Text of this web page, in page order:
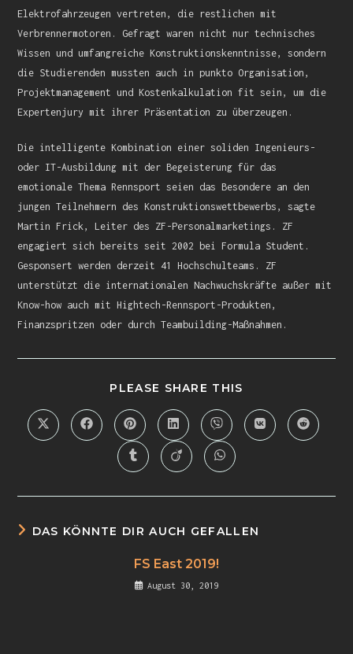
Elektrofahrzeugen vertreten, die restlichen mit
Verbrennermotoren. Gefragt waren nicht nur technisches
Wissen und umfangreiche Konstruktionskenntnisse, sondern
die Studierenden mussten auch in punkto Organisation,
Projektmanagement und Kostenkalkulation fit sein, um die
Expertenjury mit ihrer Präsentation zu überzeugen.
Die intelligente Kombination einer soliden Ingenieurs-
oder IT-Ausbildung mit der Begeisterung für das
emotionale Thema Rennsport seien das Besondere an den
jungen Teilnehmern des Konstruktionswettbewerbs, sagte
Martin Frick, Leiter des ZF-Personalmarketings. ZF
engagiert sich bereits seit 2002 bei Formula Student.
Gesponsert werden derzeit 41 Hochschulteams. ZF
unterstützt die internationalen Nachwuchskräfte außer mit
Know-how auch mit Hightech-Rennsport-Produkten,
Finanzspritzen oder durch Teambuilding-Maßnahmen.
PLEASE SHARE THIS
DAS KÖNNTE DIR AUCH GEFALLEN
FS East 2019!
August 30, 2019